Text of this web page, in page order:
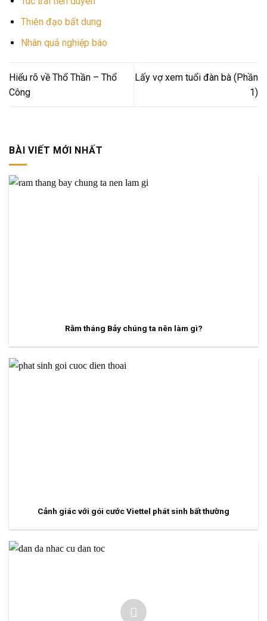
Thiên đạo bất dung
Nhân quả nghiệp báo
Hiểu rõ về Thổ Thần – Thổ
Công
Lấy vợ xem tuổi đàn bà (Phần
1)
BÀI VIẾT MỚI NHẤT
Rằm tháng Bảy chúng ta nên làm gì?
Cảnh giác với gói cước Viettel phát sinh bất thường